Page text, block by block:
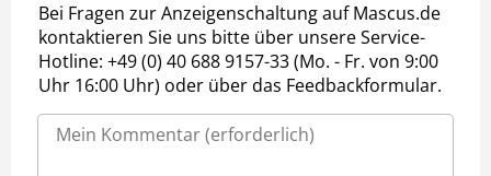
Bei Fragen zur Anzeigenschaltung auf Mascus.de
kontaktieren Sie uns bitte über unsere Service-
Hotline: +49 (0) 40 688 9157-33 (Mo. - Fr. von 9:00
Uhr 16:00 Uhr) oder über das Feedbackformular.